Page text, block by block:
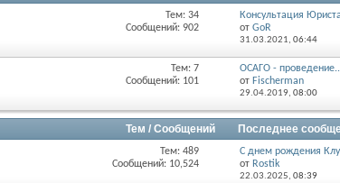
Тем: 34
Сообщений: 902
Консультация
от GoR
31.03.2021, 06:44
Тем: 7
Сообщений: 101
ОСАГО -
от Fischerman
29.04.2019, 08:00
Тем / Сообщений Последнее
Тем: 489
Сообщений: 10,524
С днем рождения
от Rostik
22.03.2025, 08:39